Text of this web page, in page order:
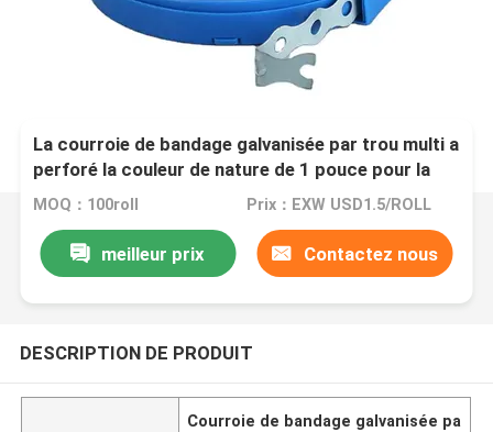
La courroie de bandage galvanisée par trou multi a
perforé la couleur de nature de 1 pouce pour la
fixation
MOQ：100roll Prix：EXW USD1.5/ROLL
meilleur prix Contactez nous
DESCRIPTION DE PRODUIT
Courroie de bandage galvanisée pa